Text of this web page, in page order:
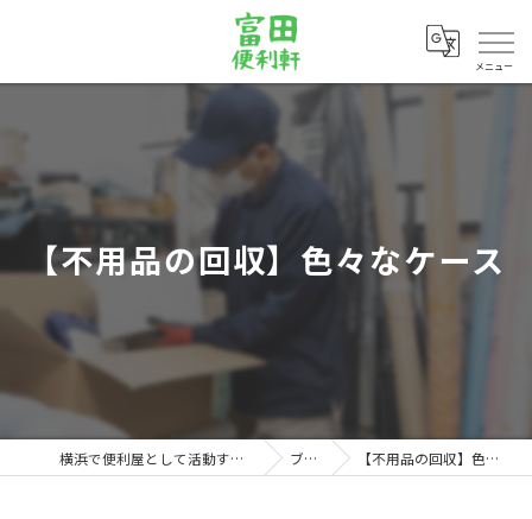
メニュー
【不用品の回収】色々なケース
横浜で便利屋として活動する富田便利軒 ブログ 【不用品の回収】色々なケース